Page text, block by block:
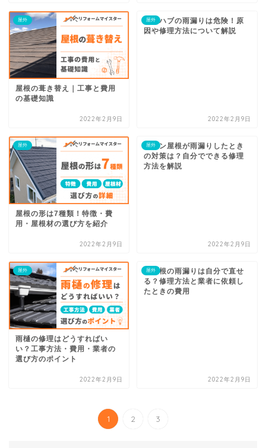
屋外
屋根の葺き替え｜工事と費用
の基礎知識
2022年2月9日
屋外
プレハブの雨漏りは危険！原
因や修理方法について解説
2022年2月9日
屋外
屋根の形は7種類！特徴・費
用・屋根材の選び方を紹介
2022年2月9日
屋外
トタン屋根が雨漏りしたとき
の対策は？自分でできる修理
方法を解説
2022年2月9日
屋外
雨樋の修理はどうすればい
い？工事方法・費用・業者の
選び方のポイント
2022年2月9日
屋外
瓦屋根の雨漏りは自分で直せ
る？修理方法と業者に依頼し
たときの費用
2022年2月9日
1 2 3